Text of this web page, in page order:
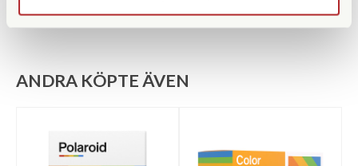
ANDRA KÖPTE ÄVEN